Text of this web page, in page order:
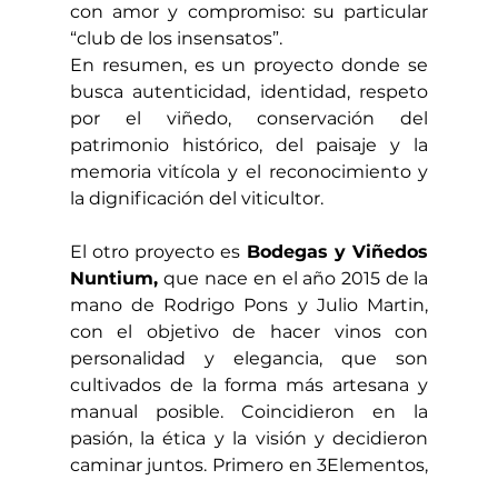
con amor y compromiso: su particular
“club de los insensatos”.
En resumen, es un proyecto donde se
busca autenticidad, identidad, respeto
por el viñedo, conservación del
patrimonio histórico, del paisaje y la
memoria vitícola y el reconocimiento y
la dignificación del viticultor.
El otro proyecto es Bodegas y Viñedos
Nuntium, que nace en el año 2015 de la
mano de Rodrigo Pons y Julio Martin,
con el objetivo de hacer vinos con
personalidad y elegancia, que son
cultivados de la forma más artesana y
manual posible. Coincidieron en la
pasión, la ética y la visión y decidieron
caminar juntos. Primero en 3Elementos,